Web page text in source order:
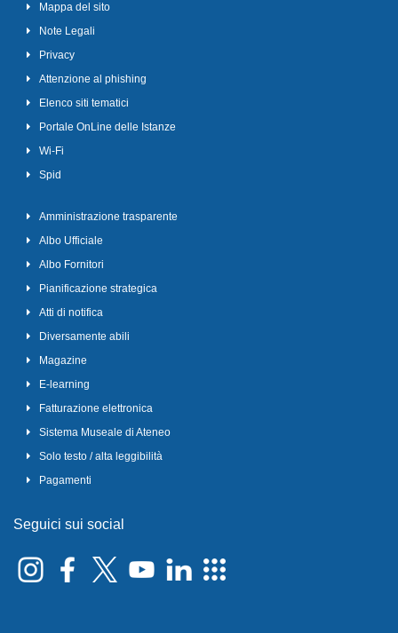
Mappa del sito
Note Legali
Privacy
Attenzione al phishing
Elenco siti tematici
Portale OnLine delle Istanze
Wi-Fi
Spid
Amministrazione trasparente
Albo Ufficiale
Albo Fornitori
Pianificazione strategica
Atti di notifica
Diversamente abili
Magazine
E-learning
Fatturazione elettronica
Sistema Museale di Ateneo
Solo testo / alta leggibilità
Pagamenti
Seguici sui social